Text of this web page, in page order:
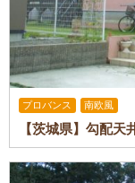
プロバンス 南欧風
【茨城県】勾配